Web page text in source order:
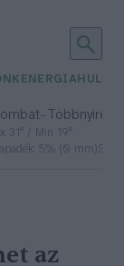
ENERGIA
– Többnyire
31° / Min 19°
5% (0 mm)
az